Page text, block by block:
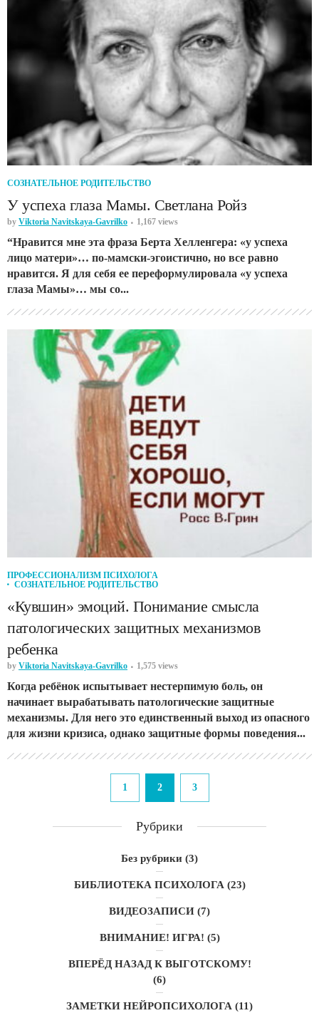
СОЗНАТЕЛЬНОЕ РОДИТЕЛЬСТВО
У успеха глаза Мамы. Светлана Ройз
by Viktoria Navitskaya-Gavrilko 1,167 views
“Нравится мне эта фраза Берта Хелленгера: «у успеха
лицо матери»… по-мамски-эгоистично, но все равно
нравится. Я для себя ее переформулировала «у успеха
глаза Мамы»… мы со...
ПРОФЕССИОНАЛИЗМ ПСИХОЛОГА
СОЗНАТЕЛЬНОЕ РОДИТЕЛЬСТВО
«Кувшин» эмоций. Понимание смысла
патологических защитных механизмов
ребенка
by Viktoria Navitskaya-Gavrilko 1,575 views
Когда ребёнок испытывает нестерпимую боль, он
начинает вырабатывать патологические защитные
механизмы. Для него это единственный выход из опасного
для жизни кризиса, однако защитные формы поведения...
1 2 3
Рубрики
Без рубрики (3)
БИБЛИОТЕКА ПСИХОЛОГА (23)
ВИДЕОЗАПИСИ (7)
ВНИМАНИЕ! ИГРА! (5)
ВПЕРЁД НАЗАД К ВЫГОТСКОМУ!
(6)
ЗАМЕТКИ НЕЙРОПСИХОЛОГА (11)